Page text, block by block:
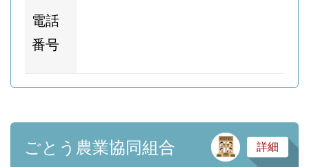
電話
番号
ごとう農業協同組合 サ
詳細